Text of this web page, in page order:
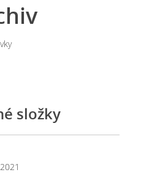
složky